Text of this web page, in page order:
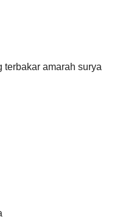
terbakar amarah surya